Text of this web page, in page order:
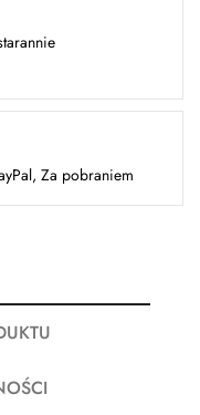
Za pobraniem